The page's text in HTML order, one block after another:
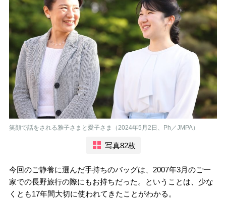
笑顔で話をされる雅子さまと愛子さま（2024年5月2日、Ph／JMPA）
写真82枚
今回のご静養に選んだ手持ちのバッグは、2007年3月のご一
家での長野旅行の際にもお持ちだった。ということは、少な
くとも17年間大切に使われてきたことがわかる。